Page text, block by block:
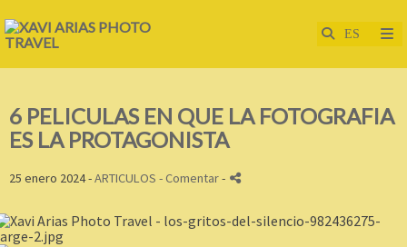
6 PELICULAS EN QUE LA FOTOGRAFIA
ES LA PROTAGONISTA
25 enero 2024 -ARTICULOS - Comentar-